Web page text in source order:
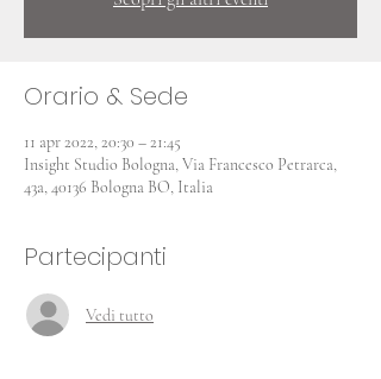
Orario & Sede
11 apr 2022, 20:30 – 21:45
Insight Studio Bologna, Via Francesco Petrarca,
43a, 40136 Bologna BO, Italia
Partecipanti
Vedi tutto